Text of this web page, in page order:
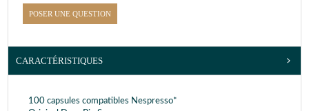
POSER UNE QUESTION
CARACTÉRISTIQUES
100 capsules compatibles Nespresso*